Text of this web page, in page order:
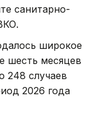
санитарно-
широкое
шесть месяцев
248 случаев
2026 года